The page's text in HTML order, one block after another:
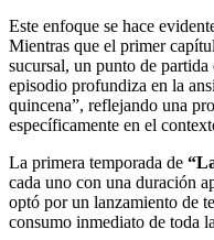
Este enfoque se hace
Mientras que el primer
sucursal, un punto de
episodio profundiza en la
quincena”, reflejando una
específicamente en el
La primera temporada de
cada uno con una duración
optó por un lanzamiento de
consumo inmediato de toda